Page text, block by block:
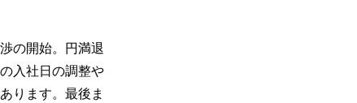
の開始。円満退
入社日の調整や
ります。最後ま